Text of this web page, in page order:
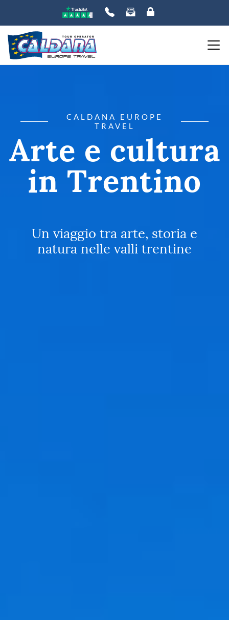
CALDANA EUROPE
TRAVEL
Arte e cultura
in Trentino
Un viaggio tra arte, storia e
natura nelle valli trentine